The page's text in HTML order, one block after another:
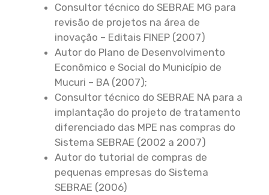
Consultor técnico do SEBRAE MG para
revisão de projetos na área de
inovação – Editais FINEP (2007)
Autor do Plano de Desenvolvimento
Econômico e Social do Município de
Mucuri – BA (2007);
Consultor técnico do SEBRAE NA para a
implantação do projeto de tratamento
diferenciado das MPE nas compras do
Sistema SEBRAE (2002 a 2007)
Autor do tutorial de compras de
pequenas empresas do Sistema
SEBRAE (2006)